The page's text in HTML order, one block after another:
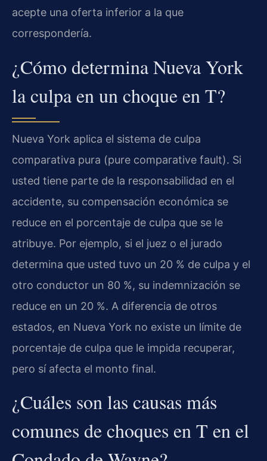
acepte una oferta inferior a la que
correspondería.
¿Cómo determina Nueva York
la culpa en un choque en T?
Nueva York aplica el sistema de culpa
comparativa pura (pure comparative fault). Si
usted tiene parte de la responsabilidad en el
accidente, su compensación económica se
reduce en el porcentaje de culpa que se le
atribuye. Por ejemplo, si el juez o el jurado
determina que usted tuvo un 20 % de culpa y el
otro conductor un 80 %, su indemnización se
reduce en un 20 %. A diferencia de otros
estados, en Nueva York no existe un límite de
porcentaje de culpa que le impida recuperar,
pero sí afecta el monto final.
¿Cuáles son las causas más
comunes de choques en T en el